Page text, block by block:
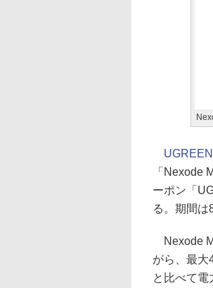
UGREEN
「Nexode
ーポン「
る。期間は
Nexode
がら、最大
と比べて電